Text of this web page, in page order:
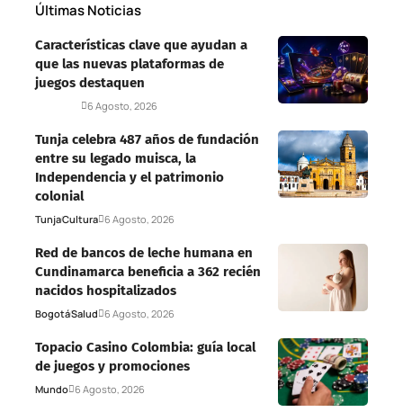
Últimas Noticias
Características clave que ayudan a
que las nuevas plataformas de
juegos destaquen
6 Agosto, 2026
Tunja celebra 487 años de fundación
entre su legado muisca, la
Independencia y el patrimonio
colonial
TunjaCultura 6 Agosto, 2026
Red de bancos de leche humana en
Cundinamarca beneficia a 362 recién
nacidos hospitalizados
BogotáSalud 6 Agosto, 2026
Topacio Casino Colombia: guía local
de juegos y promociones
Mundo 6 Agosto, 2026